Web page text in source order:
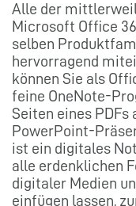
Alle der
Microsoft Office
selben
hervorragend
können Sie als
feine OneNote-
Seiten eines PDFs
PowerPoint-
ist ein digitales
alle erdenklichen
digitaler Medien
einfügen lassen,